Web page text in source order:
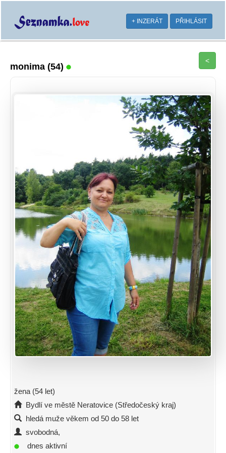
+ INZERÁT PŘIHLÁSIT
monima (54)
<
žena (54 let)
Bydlí ve městě Neratovice (Středočeský kraj)
hledá muže věkem od 50 do 58 let
svobodná,
dnes aktivní